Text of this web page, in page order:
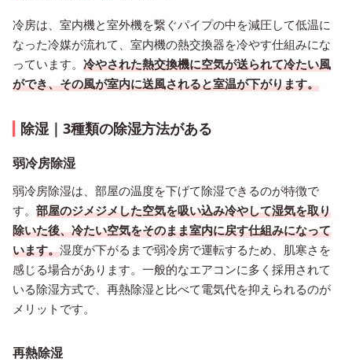
冷房は、室内機と室外機を繋ぐパイプの中を減圧して低温に
なった冷媒が流れて、室内機の熱交換器を冷やす仕組みにな
っています。 冷やされた熱交換機に空気が送られて冷たい風
ができ、その風が室内に送風されると室温が下がります。
除湿｜3種類の除湿方法がある
弱冷房除湿
弱冷房除湿は、部屋の温度を下げて除湿できるのが特徴で
す。 部屋のジメジメした空気を吸い込み冷やして湿気を取り
除いた後、冷たい空気をそのまま室内に戻す仕組みになって
います。湿度が下がるまで弱冷房で運転するため、肌寒さを
感じる場合があります。一般的なエアコンに多く採用されて
いる除湿方式で、再熱除湿と比べて電気代を抑えられるのが
メリットです。
再熱除湿